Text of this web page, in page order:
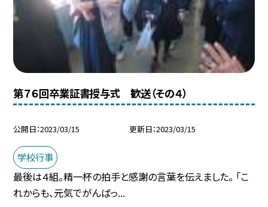
第７６回卒業証書授与式 歓送（その４）
公開日 2023/03/15 更新日 2023/03/15
学校行事
最後は４組。精一杯の拍手と感謝の言葉を伝えました。 「こ
れからも、元気でがんばっ...